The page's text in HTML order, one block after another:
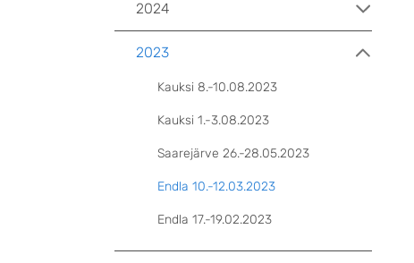
2024
2023
Kauksi 8.-10.08.2023
Kauksi 1.-3.08.2023
Saarejärve 26.-28.05.2023
Endla 10.-12.03.2023
Endla 17.-19.02.2023